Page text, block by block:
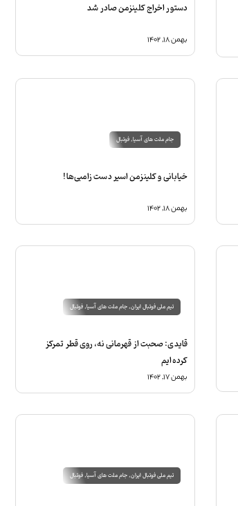
دستور اخراج کلینزمن صادر شد
بهمن ۱۸, ۱۴۰۲
جام ملت های آسیا,فوتبال
خیابانی و کلینزمن اسیر دست زامبی‌ها!
بهمن ۱۸, ۱۴۰۲
تیم ملی فوتبال ایران,جام ملت های آسیا,فوتبال
قایدی: صحبت از قهرمانی نه، روی قطر تمرکز
کرده‌ایم
بهمن ۱۷, ۱۴۰۲
تیم ملی فوتبال ایران,جام ملت های آسیا,فوتبال